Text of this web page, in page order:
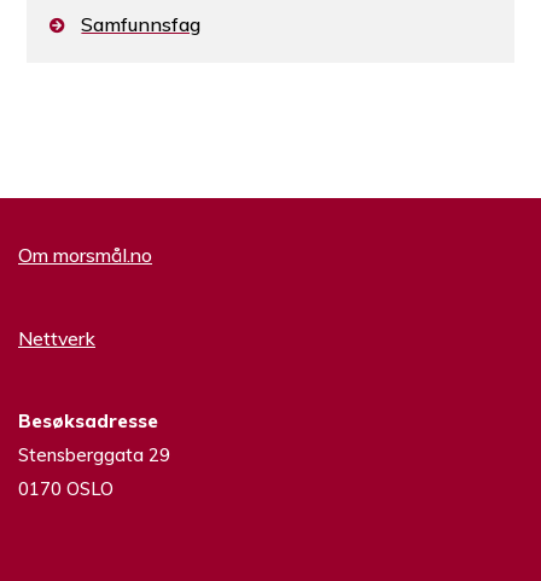
Samfunnsfag
Om morsmål.no
Nettverk
Besøksadresse
Stensberggata 29
0170 OSLO